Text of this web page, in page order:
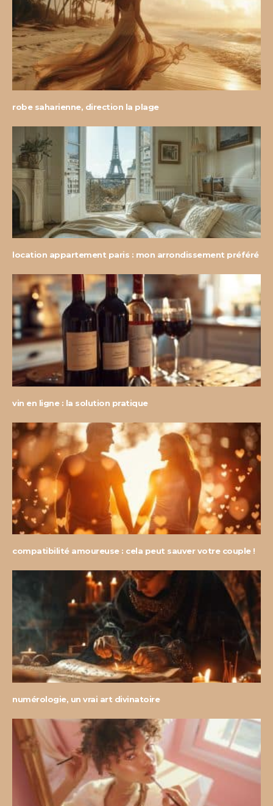
robe saharienne, direction la plage
location appartement paris : mon arrondissement préféré
vin en ligne : la solution pratique
compatibilité amoureuse : cela peut sauver votre couple !
numérologie, un vrai art divinatoire